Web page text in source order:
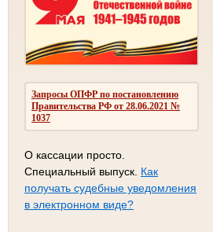
Запросы ОПФР по постановлению
Правительства РФ от 28.06.2021 №
1037
О кассации просто.
Специальный выпуск. Как
получать судебные уведомления
в электронном виде?